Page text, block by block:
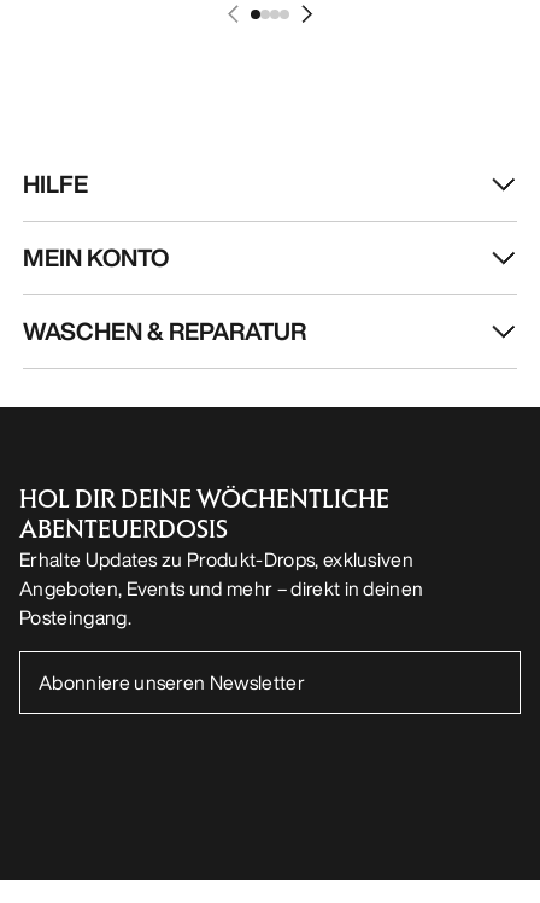
HILFE
MEIN KONTO
WASCHEN & REPARATUR
HOL DIR DEINE WÖCHENTLICHE
ABENTEUERDOSIS
Erhalte Updates zu Produkt-Drops, exklusiven
Angeboten, Events und mehr – direkt in deinen
Posteingang.